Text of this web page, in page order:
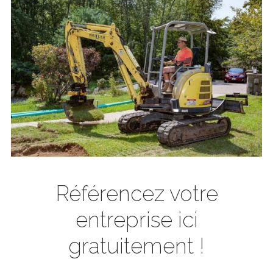
Référencez votre
entreprise ici
gratuitement !